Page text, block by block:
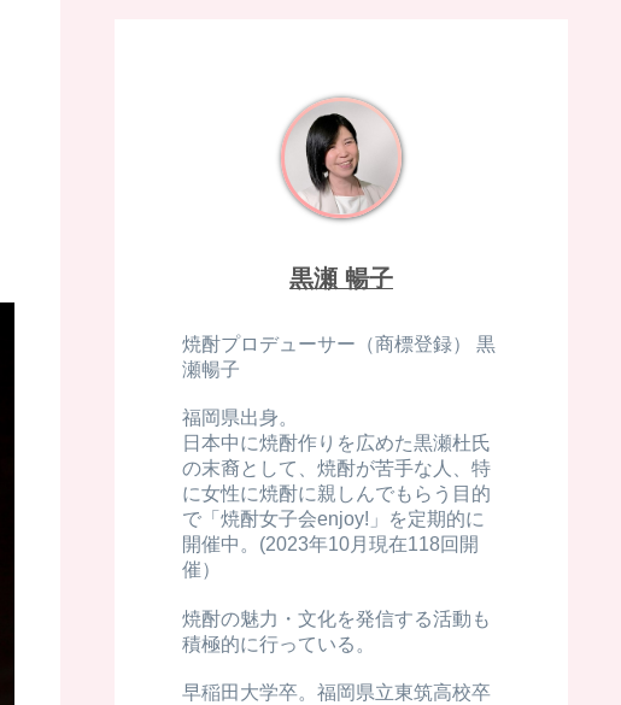
黒瀬 暢子
焼酎プロデューサー（商標登録） 黒
瀬暢子
福岡県出身。
日本中に焼酎作りを広めた黒瀬杜氏
の末裔として、焼酎が苦手な人、特
に女性に焼酎に親しんでもらう目的
で「焼酎女子会enjoy!」を定期的に
開催中。(2023年10月現在118回開
催）
焼酎の魅力・文化を発信する活動も
積極的に行っている。
早稲田大学卒。福岡県立東筑高校卒